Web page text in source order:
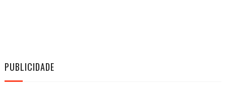
PUBLICIDADE